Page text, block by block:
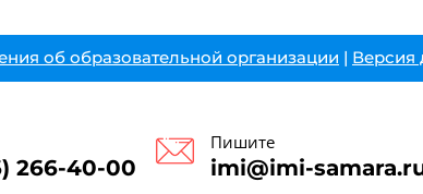
об образовательной организации | Версия
266-40-00
Пишите
imi@imi-